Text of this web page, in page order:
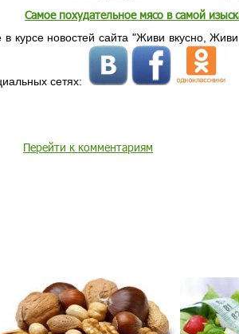
Самое похудательное мясо в самой
в курсе новостей сайта "Живи вкусно,
сетях:
Перейти к комментариям